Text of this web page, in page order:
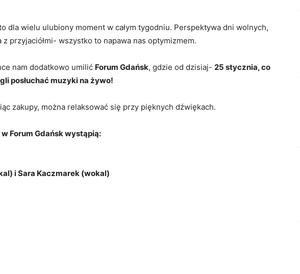
dla wielu ulubiony moment w całym tygodniu. Perspektywa dni wolnych,
przyjaciółmi- wszystko to napawa nas optymizmem.
nam dodatkowo umilić Forum Gdańsk, gdzie od dzisiaj- 25 stycznia, co
posłuchać muzyki na żywo!
zakupy, można relaksować się przy pięknych dźwiękach.
Forum Gdańsk wystąpią:
i Sara Kaczmarek (wokal)